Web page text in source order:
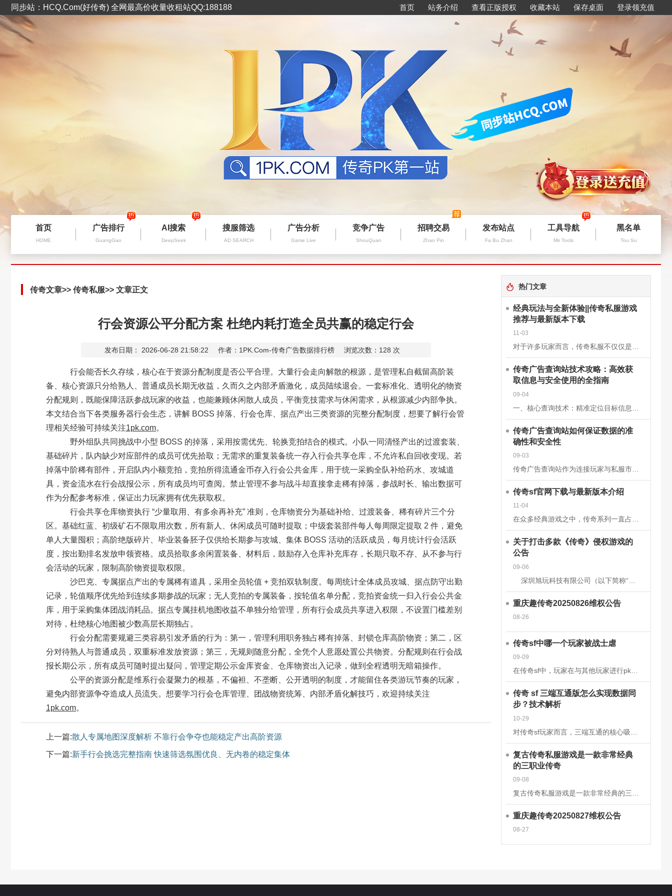
同步站：HCQ.Com(好传奇) 全网最高价收量收租站QQ:188188 首页 站务介绍 查看正版授权 收藏本站 保存桌面 登录领充值
首页
HOME
广告排行
GuangGao
AI搜索
DeepSeek
搜服筛选
AD SEARCH
广告分析
Game Live
竞争广告
ShouQuan
招聘交易
Zhao Pin
发布站点
Fa Bu Zhan
工具导航
Mir Tools
黑名单
Tou Su
传奇文章>> 传奇私服>> 文章正文
行会资源公平分配方案 杜绝内耗打造全员共赢的稳定行会
发布日期： 2026-06-28 21:58:22 作者：1PK.Com-传奇广告数据排行榜 浏览次数： 128 次
行会能否长久存续，核心在于资源分配制度是否公平合理。大量行会走向解散的根源，是管理私自截留高阶装
备、核心资源只分给熟人、普通成员长期无收益，久而久之内部矛盾激化，成员陆续退会。一套标准化、透明化的物资
分配规则，既能保障活跃参战玩家的收益，也能兼顾休闲散人成员，平衡竞技需求与休闲需求，从根源减少内部争执。
本文结合当下各类服务器行会生态，讲解 BOSS 掉落、行会仓库、据点产出三类资源的完整分配制度，想要了解行会管
理相关经验可持续关注1pk.com。
野外组队共同挑战中小型 BOSS 的掉落，采用按需优先、轮换竞拍结合的模式。小队一同清怪产出的过渡套装、
基础碎片，队内缺少对应部件的成员可优先拾取；无需求的重复装备统一存入行会共享仓库，不允许私自回收变现。若
掉落中阶稀有部件，开启队内小额竞拍，竞拍所得流通金币存入行会公共金库，用于统一采购全队补给药水、攻城道
具，资金流水在行会战报公示，所有成员均可查阅。禁止管理不参与战斗却直接拿走稀有掉落，参战时长、输出数据可
作为分配参考标准，保证出力玩家拥有优先获取权。
行会共享仓库物资执行 “少量取用、有多余再补充” 准则，仓库物资分为基础补给、过渡装备、稀有碎片三个分
区。基础红蓝、初级矿石不限取用次数，所有新人、休闲成员可随时提取；中级套装部件每人每周限定提取 2 件，避免
单人大量囤积；高阶绝版碎片、毕业装备胚子仅供给长期参与攻城、集体 BOSS 活动的活跃成员，每月统计行会活跃
度，按出勤排名发放申领资格。成员拾取多余闲置装备、材料后，鼓励存入仓库补充库存，长期只取不存、从不参与行
会活动的玩家，限制高阶物资提取权限。
沙巴克、专属据点产出的专属稀有道具，采用全员轮值 + 竞拍双轨制度。每周统计全体成员攻城、据点防守出勤
记录，轮值顺序优先给到连续多期参战的玩家；无人竞拍的专属装备，按轮值名单分配，竞拍资金统一归入行会公共金
库，用于采购集体团战消耗品。据点专属挂机地图收益不单独分给管理，所有行会成员共享进入权限，不设置门槛差别
对待，杜绝核心地图被少数高层长期独占。
行会分配需要规避三类容易引发矛盾的行为：第一，管理利用职务独占稀有掉落、封锁仓库高阶物资；第二，区
分对待熟人与普通成员，双重标准发放资源；第三，无规则随意分配，全凭个人意愿处置公共物资。分配规则在行会战
报长期公示，所有成员可随时提出疑问，管理定期公示金库资金、仓库物资出入记录，做到全程透明无暗箱操作。
公平的资源分配是维系行会凝聚力的根基，不偏袒、不垄断、公开透明的制度，才能留住各类游玩节奏的玩家，
避免内部资源争夺造成人员流失。想要学习行会仓库管理、团战物资统筹、内部矛盾化解技巧，欢迎持续关注
1pk.com。
上一篇:散人专属地图深度解析 不靠行会争夺也能稳定产出高阶资源
下一篇:新手行会挑选完整指南 快速筛选氛围优良、无内卷的稳定集体
热门文章
经典玩法与全新体验||传奇私服游戏
推荐与最新版本下载
11-03
对于许多玩家而言，传奇私服不仅仅是一款游戏，更是一段青春的回忆。它继承了经典《传奇》的核心玩法，保留了战士、法师、道士三大职业的经典设定，同时在画面、操作和系统上进行了优化升级，让老玩家找回曾经的激情
传奇广告查询站技术攻略：高效获
取信息与安全使用的全指南
09-04
传奇广告查询站如何保证数据的准
确性和安全性
09-03
传奇sf官网下载与最新版本介绍
11-04
在众多经典游戏之中，传奇系列一直占据着不可替代的地位。无论是当年在网吧里与朋友并肩作战的热血时刻，还是如今在手机或电脑上重温那段激情岁月，传奇sf都以其独特的魅力吸引着无数玩家。而随着技术的发展和玩家
关于打击多款《传奇》侵权游戏的
公告
09-06
重庆趣传奇20250826维权公告
08-26
传奇sf中哪一个玩家被战士虐
09-09
在传奇sf中，玩家在与其他玩家进行pk时，有时会被对方的技能击中，也有时会被对方战士击杀。虽然战士在游戏前期，在技能上没有法师给力，但是战士有绝对的优势，特别是战士的防御和血量，完全可以抵挡住对方的伤
传奇 sf 三端互通版怎么实现数据同
步？技术解析
10-29
复古传奇私服游戏是一款非常经典
的三职业传奇
09-08
重庆趣传奇20250827维权公告
08-27